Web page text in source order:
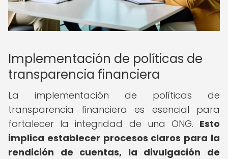
Implementación de políticas de
transparencia financiera
La implementación de políticas de
transparencia financiera es esencial para
fortalecer la integridad de una ONG. Esto
implica establecer procesos claros para la
rendición de cuentas, la divulgación de